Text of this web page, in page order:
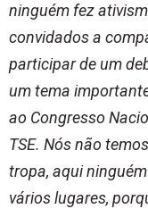
ninguém fez
convidados a
participar de um
um tema
ao Congresso
TSE. Nós não
tropa, aqui
vários lugares,